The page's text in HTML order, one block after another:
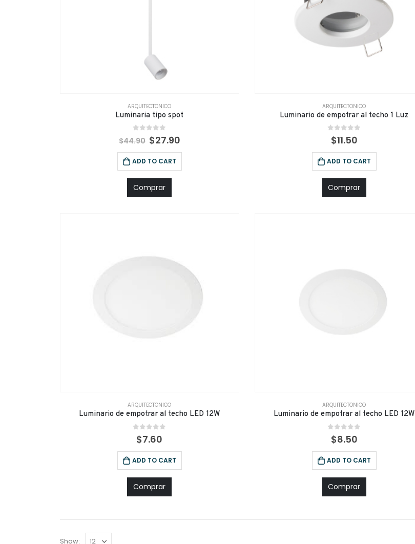
ARQUITECTONICO
Luminaria tipo spot
out of 5
$44.90 $27.90
ADD TO CART
Comprar
ARQUITECTONICO
Luminario de empotrar al techo 1 Luz
out of 5
$11.50
ADD TO CART
Comprar
ARQUITECTONICO
Luminario de empotrar al techo LED 12W
out of 5
$7.60
ADD TO CART
Comprar
ARQUITECTONICO
Luminario de empotrar al techo LED 12W
out of 5
$8.50
ADD TO CART
Comprar
Show: